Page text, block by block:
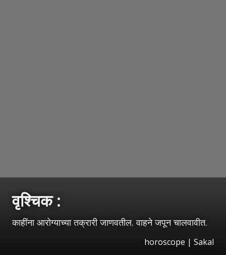
वृश्‍चिक :
काहींना आरोग्याच्या तक्रारी जाणवतील. वाहने जपून चालवावीत.
horoscope | Sakal